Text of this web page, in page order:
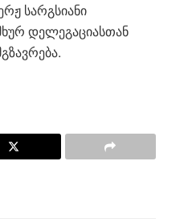
სარგსიანი
დელეგაციასთან